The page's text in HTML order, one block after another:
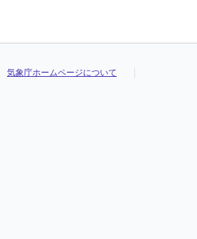
気象庁ホームページについて